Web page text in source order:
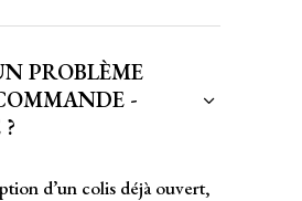
PROBLÈME
-
d’un colis déjà ouvert,